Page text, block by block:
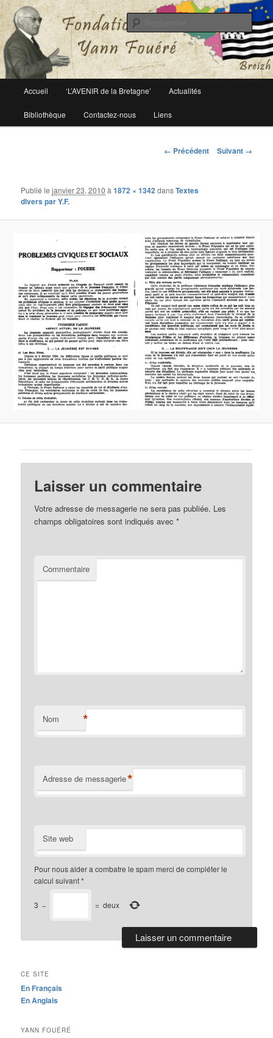
Fondation Yann Fouéré
Le site officiel de la fondation Yann Fouéré
principal
Aller
au
Accueil ‘L’AVENIR de la Bretagne’ Actualités
Bibliothèque Contactez-nous Liens
Navigation
← Précédent Suivant →
Publié lejanvier 23, 2010 à1872 × 1342 dansTextes
divers par Y.F.
Laisser un commentaire
Votre adresse de messagerie ne sera pas publiée. Les
champs obligatoires sont indiqués avec*
Commentaire
Nom *
Adresse de messagerie*
Site web
Pour nous aider a combatre le spam merci de compléter le
calcul suivant*
3 − = deux
CE SITE
En Français
En Anglais
YANN FOUÉRÉ